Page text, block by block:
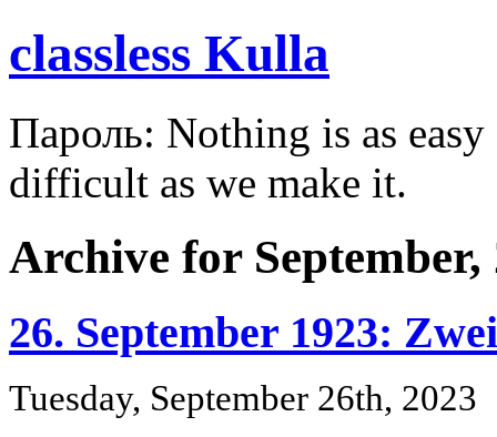
classless Kulla
Пароль: Nothing is as
difficult as we make it.
Archive for September,
26. September 1923:
Tuesday, September 26th, 2023